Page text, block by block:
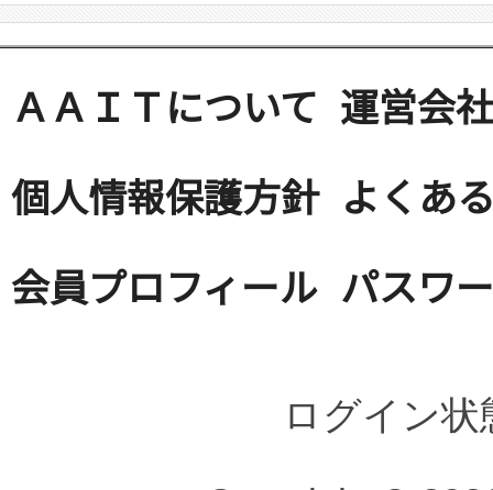
ＡＡＩＴについて 運営会社
個人情報保護方針 よくあ
会員プロフィール パスワ
ログイン